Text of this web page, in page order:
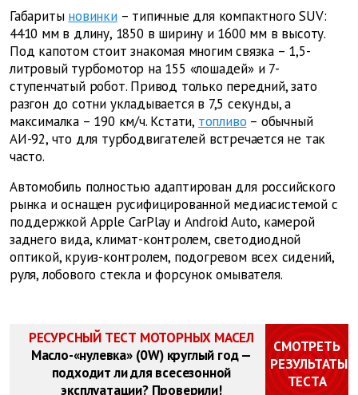
Габариты новинки– типичные для компактного SUV:
4410 мм в длину, 1850 в ширину и 1600 мм в высоту.
Под капотом стоит знакомая многим связка – 1,5-
литровый турбомотор на 155 «лошадей» и 7-
ступенчатый робот. Привод только передний, зато
разгон до сотни укладывается в 7,5 секунды, а
максималка – 190 км/ч. Кстати, топливо – обычный
АИ-92, что для турбодвигателей встречается не так
часто.
Автомобиль полностью адаптирован для российского
рынка и оснащен русифицированной медиасистемой с
поддержкой Apple CarPlay и Android Auto, камерой
заднего вида, климат-контролем, светодиодной
оптикой, круиз-контролем, подогревом всех сидений,
руля, лобового стекла и форсунок омывателя.
РЕСУРСНЫЙ ТЕСТ МОТОРНЫХ МАСЕЛ
Масло-«нулевка» (0W) круглый год —
подходит ли для всесезонной
эксплуатации? Проверили!
СМОТРЕТЬ
РЕЗУЛЬТАТЫ
ТЕСТА